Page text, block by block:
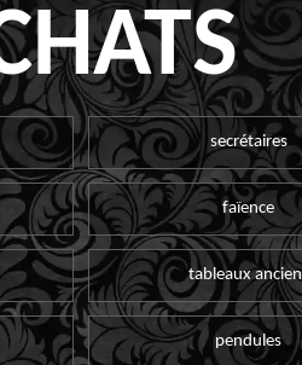
secrétaires
faïence
tableaux
pendules